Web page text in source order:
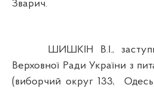
Зварич.
ШИШКІН В.І.,
Верховної Ради України з
(виборчий округ 133,